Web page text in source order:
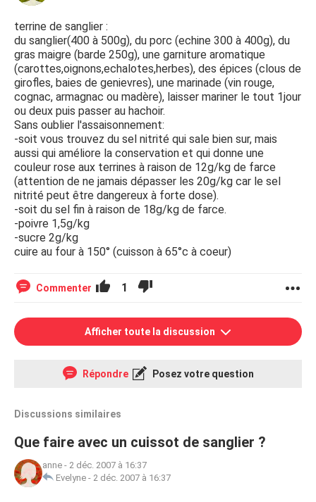
terrine de sanglier :
du sanglier(400 à 500g), du porc (echine 300 à 400g), du
gras maigre (barde 250g), une garniture aromatique
(carottes,oignons,echalotes,herbes), des épices (clous de
girofles, baies de genievres), une marinade (vin rouge,
cognac, armagnac ou madère), laisser mariner le tout 1jour
ou deux puis passer au hachoir.
Sans oublier l'assaisonnement:
-soit vous trouvez du sel nitrité qui sale bien sur, mais
aussi qui améliore la conservation et qui donne une
couleur rose aux terrines à raison de 12g/kg de farce
(attention de ne jamais dépasser les 20g/kg car le sel
nitrité peut être dangereux à forte dose).
-soit du sel fin à raison de 18g/kg de farce.
-poivre 1,5g/kg
-sucre 2g/kg
cuire au four à 150° (cuisson à 65°c à coeur)
Commenter 1
Afficher toute la discussion
Répondre Posez votre question
Discussions similaires
Que faire avec un cuissot de sanglier ?
anne - 2 déc. 2007 à 16:37
Evelyne - 2 déc. 2007 à 16:37